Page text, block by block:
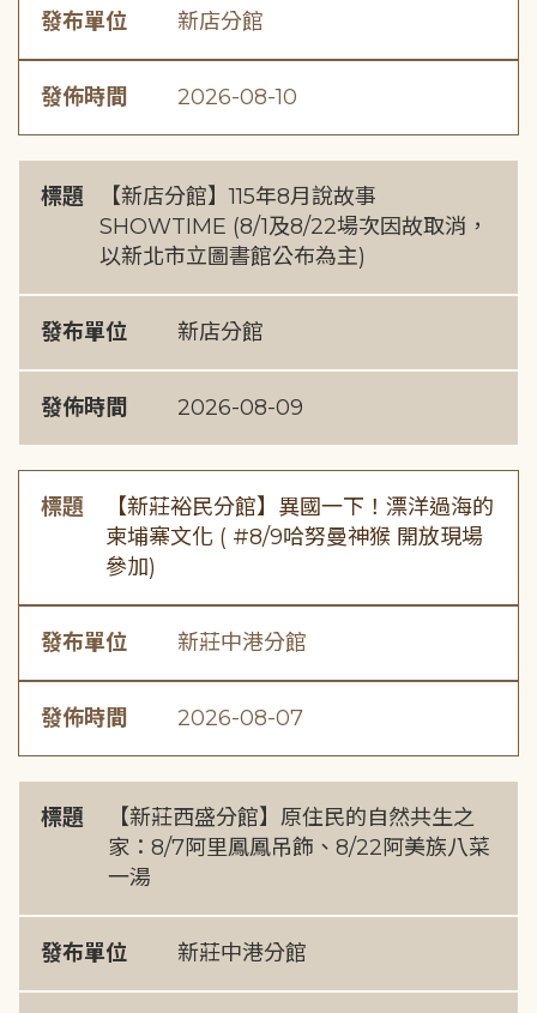
發布單位 新店分館
發佈時間 2026-08-10
標題
【新店分館】115年8月說故事
SHOWTIME (8/1及8/22場次因故取消，
以新北市立圖書館公布為主)
發布單位 新店分館
發佈時間 2026-08-09
標題
【新莊裕民分館】異國一下！漂洋過海的
柬埔寨文化 ( #8/9哈努曼神猴 開放現場
參加)
發布單位 新莊中港分館
發佈時間 2026-08-07
標題
【新莊西盛分館】原住民的自然共生之
家：8/7阿里鳳鳳吊飾、8/22阿美族八菜
一湯
發布單位 新莊中港分館